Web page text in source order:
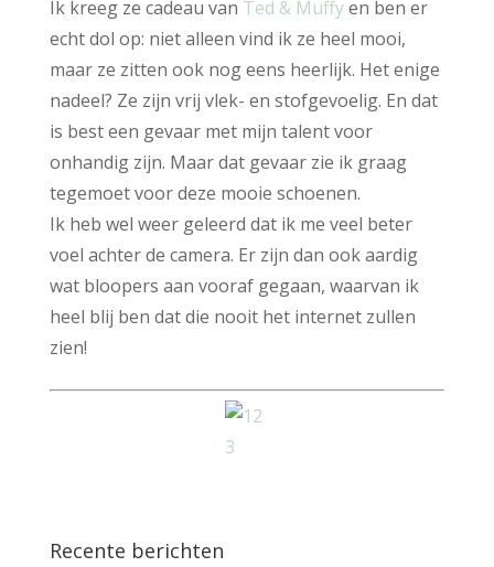
Ik kreeg ze cadeau van Ted & Muffyen ben er
echt dol op: niet alleen vind ik ze heel mooi,
maar ze zitten ook nog eens heerlijk. Het enige
nadeel? Ze zijn vrij vlek- en stofgevoelig. En dat
is best een gevaar met mijn talent voor
onhandig zijn. Maar dat gevaar zie ik graag
tegemoet voor deze mooie schoenen.
Ik heb wel weer geleerd dat ik me veel beter
voel achter de camera. Er zijn dan ook aardig
wat bloopers aan vooraf gegaan, waarvan ik
heel blij ben dat die nooit het internet zullen
zien!
Recente berichten